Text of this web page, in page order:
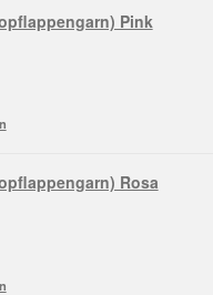
Pink
€.
Rosa
€.